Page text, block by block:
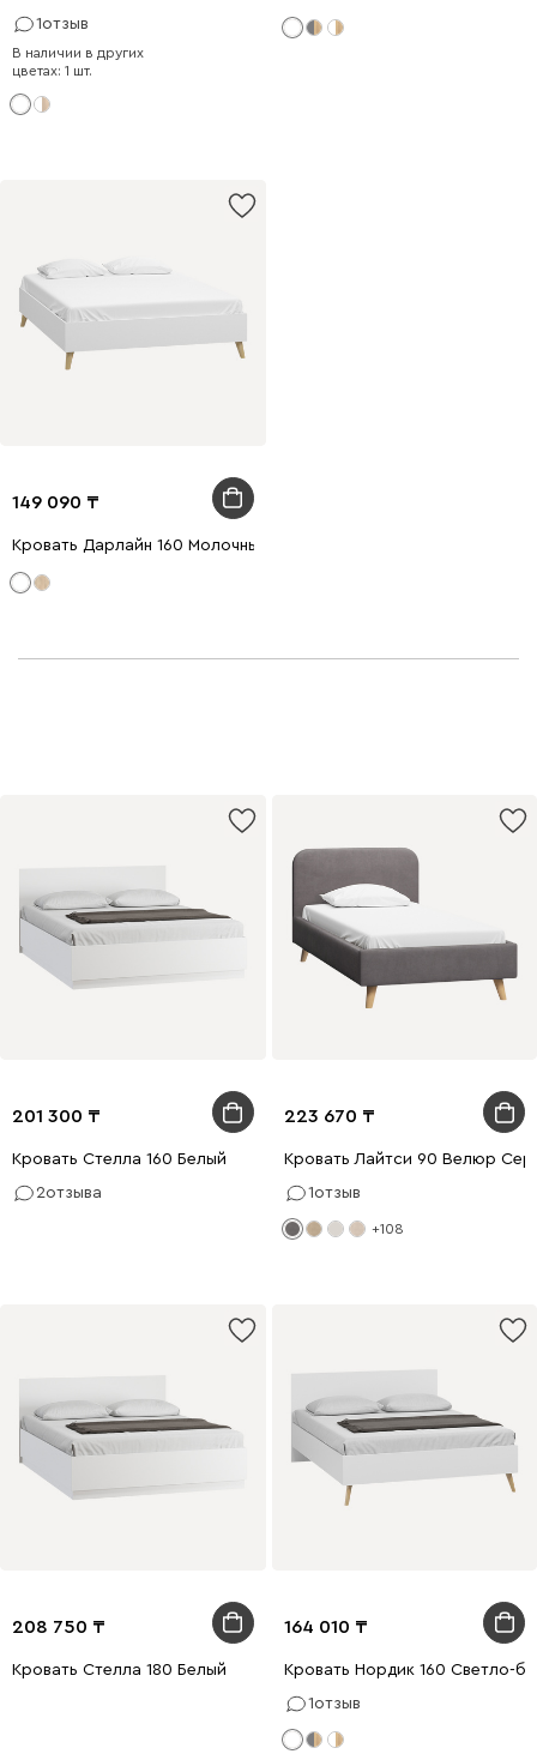
1отзыв
В наличии в других
цветах: 1 шт.
149 090
Кровать Дарлайн 160 Молочный
201 300
Кровать Стелла 160 Белый
2отзыва
223 670
Кровать Лайтси 90 Велюр
1отзыв
+108
208 750
Кровать Стелла 180 Белый
164 010
Кровать Нордик 160 Светло-
1отзыв